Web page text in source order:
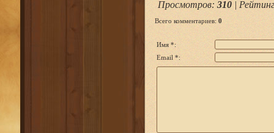
Просмотров: 310 | Рейтинг
Всего комментариев: 0
Имя *:
Email *: